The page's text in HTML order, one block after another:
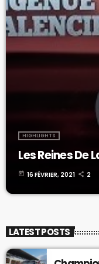
HIGHLIGHTS
Les Reines De
today 16 FÉVRIER, 2021 2
LATEST POSTS